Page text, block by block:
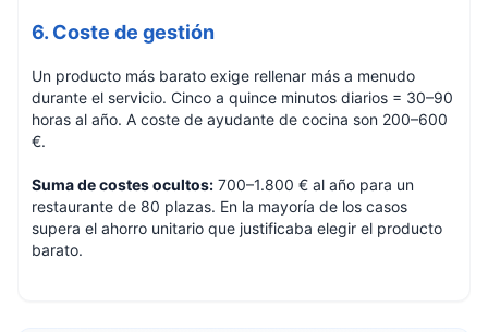
6. Coste de gestión
Un producto más barato exige rellenar más a menudo
durante el servicio. Cinco a quince minutos diarios = 30–90
horas al año. A coste de ayudante de cocina son 200–600
€.
Suma de costes ocultos: 700–1.800 € al año para un
restaurante de 80 plazas. En la mayoría de los casos
supera el ahorro unitario que justificaba elegir el producto
barato.